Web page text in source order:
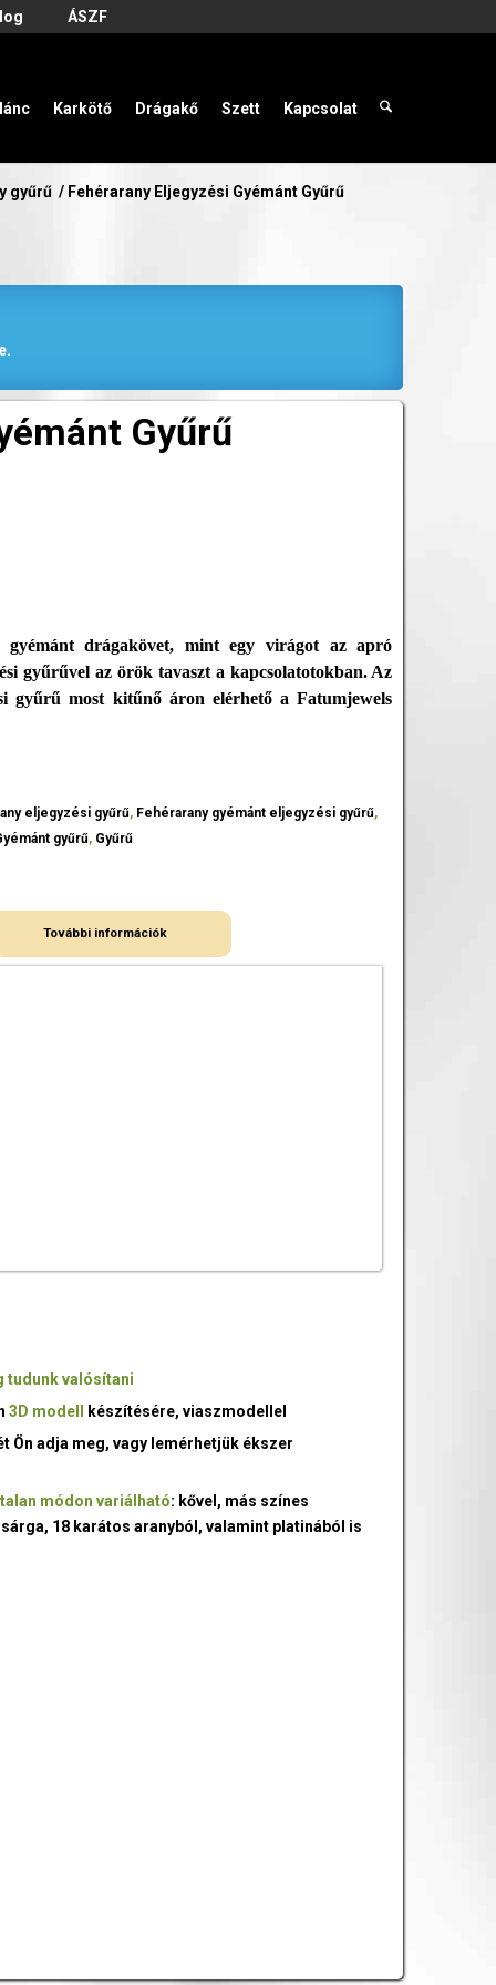
ÁSZF
Karkötő Drágakő Szett Kapcsolat
gyűrű / Fehérarany Eljegyzési Gyémánt Gyűrű
Gyűrű
drágakövet, mint egy virágot az apró
gyűrűvel az örök tavaszt a kapcsolatotokban. Az
gyűrű most kitűnő áron elérhető a Fatumjewels
eljegyzési gyűrű, Fehérarany gyémánt eljegyzési gyűrű,
gyűrű, Gyűrű
További információk
tudunk valósítani
3D modell
készítésére, viaszmodellel
Ön adja meg, vagy lemérhetjük ékszer
módon variálható: kővel, más színes
18 karátos aranyból, valamint platinából is